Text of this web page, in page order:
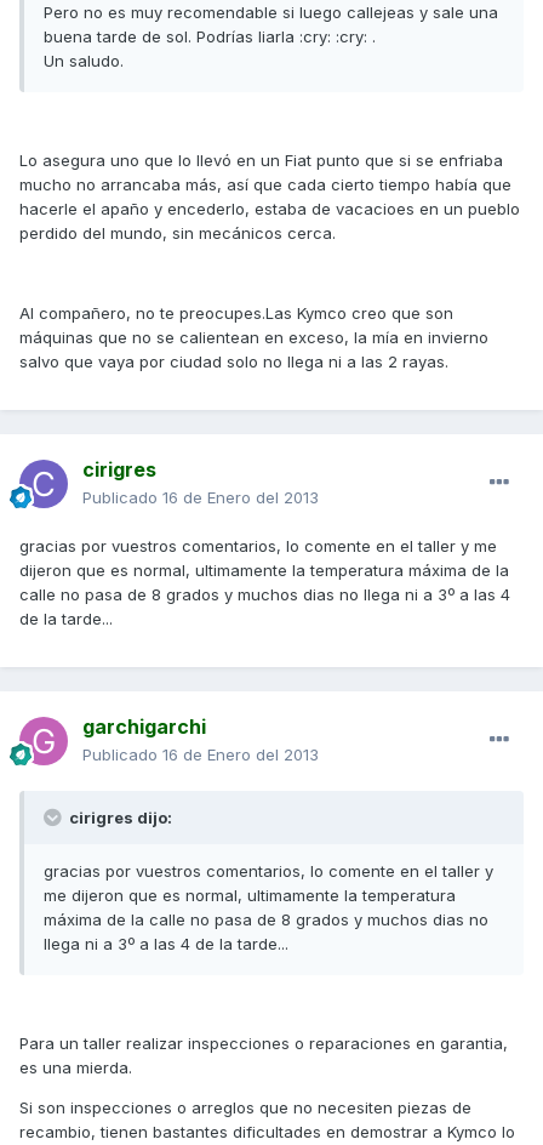
Pero no es muy recomendable si luego callejeas y sale una
buena tarde de sol. Podrías liarla :cry: :cry: .
Un saludo.
Lo asegura uno que lo llevó en un Fiat punto que si se enfriaba
mucho no arrancaba más, así que cada cierto tiempo había que
hacerle el apaño y encederlo, estaba de vacacioes en un pueblo
perdido del mundo, sin mecánicos cerca.
Al compañero, no te preocupes.Las Kymco creo que son
máquinas que no se calientean en exceso, la mía en invierno
salvo que vaya por ciudad solo no llega ni a las 2 rayas.
cirigres
Publicado 16 de Enero del 2013
gracias por vuestros comentarios, lo comente en el taller y me
dijeron que es normal, ultimamente la temperatura máxima de la
calle no pasa de 8 grados y muchos dias no llega ni a 3º a las 4
de la tarde...
garchigarchi
Publicado 16 de Enero del 2013
cirigres dijo:
gracias por vuestros comentarios, lo comente en el taller y
me dijeron que es normal, ultimamente la temperatura
máxima de la calle no pasa de 8 grados y muchos dias no
llega ni a 3º a las 4 de la tarde...
Para un taller realizar inspecciones o reparaciones en garantia,
es una mierda.
Si son inspecciones o arreglos que no necesiten piezas de
recambio, tienen bastantes dificultades en demostrar a Kymco lo